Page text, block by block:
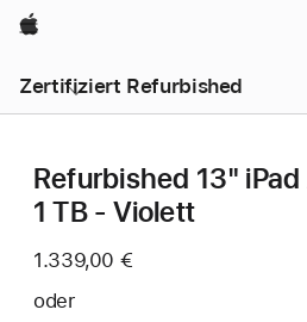
Apple
Zertifiziert Refurbished
Refurbished 13"
1 TB - Violett
1.339,00 €
oder